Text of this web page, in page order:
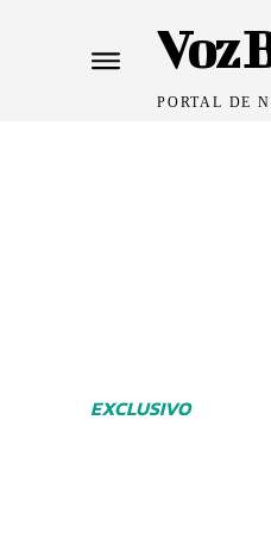
Voz
PORTAL DE
EXCLUSIVO